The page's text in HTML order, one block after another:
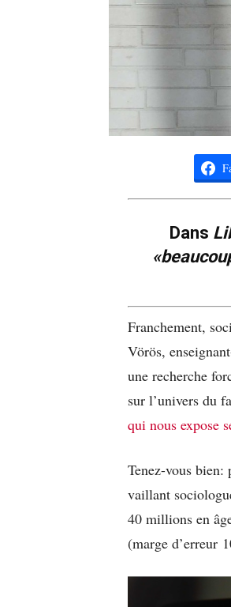
Dans
Franchement,
Vörös,
une recherche
sur l’univers du
qui nous expose
Tenez-vous bien:
vaillant
40 millions en
(marge d’erreur